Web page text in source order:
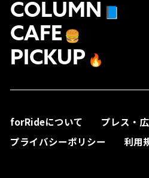
COLUMN
CAFE 🍔
PICKUP 🔥
forRideについて
プレス・
プライバシーポリシー
利用